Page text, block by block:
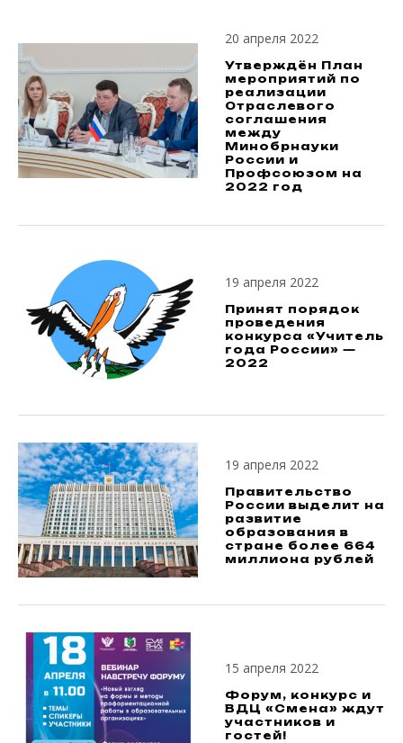
20 апреля 2022
Утверждён План
мероприятий по
реализации
Отраслевого
соглашения
между
Минобрнауки
России и
Профсоюзом на
2022 год
19 апреля 2022
Принят порядок
проведения
конкурса «Учитель
года России» —
2022
19 апреля 2022
Правительство
России выделит на
развитие
образования в
стране более 664
миллиона рублей
15 апреля 2022
Форум, конкурс и
ВДЦ «Смена» ждут
участников и
гостей!